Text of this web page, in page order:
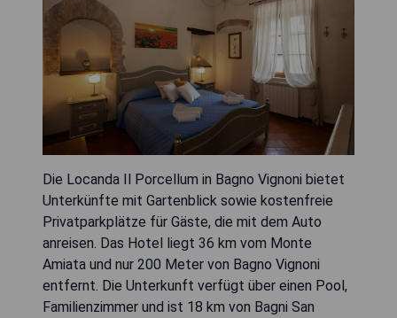
Die Locanda Il Porcellum in Bagno Vignoni bietet
Unterkünfte mit Gartenblick sowie kostenfreie
Privatparkplätze für Gäste, die mit dem Auto
anreisen. Das Hotel liegt 36 km vom Monte
Amiata und nur 200 Meter von Bagno Vignoni
entfernt. Die Unterkunft verfügt über einen Pool,
Familienzimmer und ist 18 km von Bagni San